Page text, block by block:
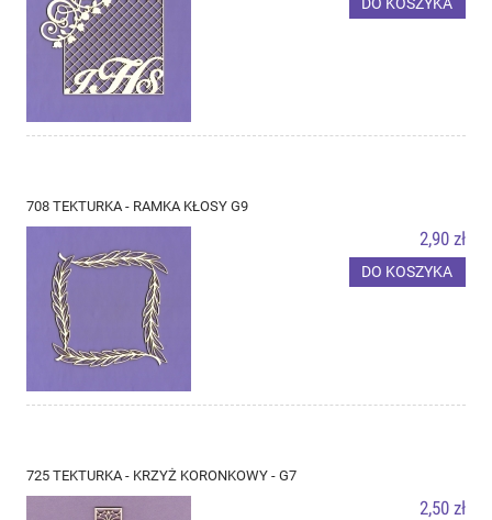
DO KOSZYKA
708 TEKTURKA - RAMKA KŁOSY G9
2,90 zł
DO KOSZYKA
725 TEKTURKA - KRZYŻ KORONKOWY - G7
2,50 zł